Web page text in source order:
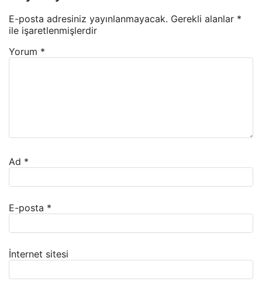
E-posta adresiniz yayınlanmayacak. Gerekli alanlar *
ile işaretlenmişlerdir
Yorum *
Ad *
E-posta *
İnternet sitesi